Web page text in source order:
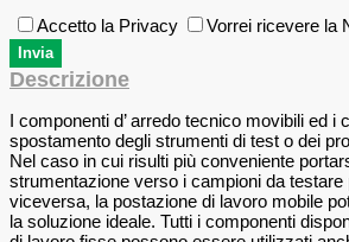
Accetto la Privacy
Vorrei ricevere la
Descrizione
I componenti d’ arredo tecnico movibili ed i
spostamento degli strumenti di test o dei
Nel caso in cui risulti più conveniente
strumentazione verso i campioni da testare
viceversa, la postazione di lavoro mobile
la soluzione ideale. Tutti i componenti